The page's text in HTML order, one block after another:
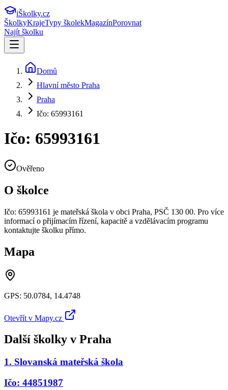
iŠkolky.cz
ŠkolkyKrajeTypy školekMagazínPorovnat
Najít školku
Domů
Hlavní město Praha
Praha
Ičo: 65993161
Ičo: 65993161
Ověřeno
O školce
Ičo: 65993161 je mateřská škola v obci Praha, PSČ 130 00. Pro více
informací o přijímacím řízení, kapacitě a vzdělávacím programu
kontaktujte školku přímo.
Mapa
GPS: 50.0784, 14.4748
Otevřít v Mapy.cz
Další školky v Praha
1. Slovanská mateřská škola
Ičo: 44851987